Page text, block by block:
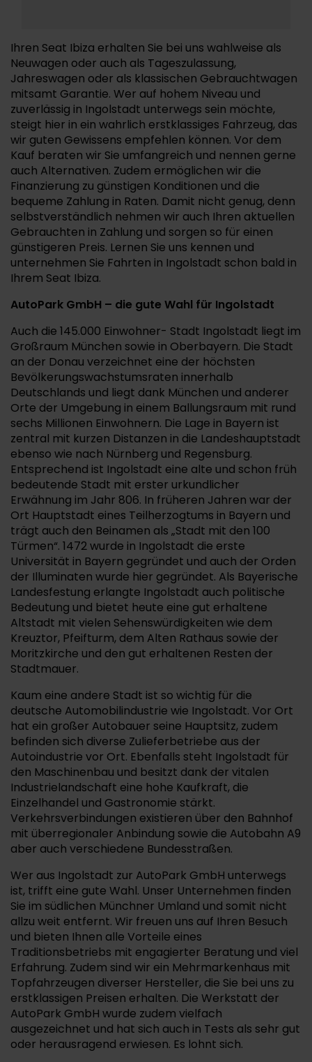
Ihren Seat Ibiza erhalten Sie bei uns wahlweise als
Neuwagen oder auch als Tageszulassung,
Jahreswagen oder als klassischen Gebrauchtwagen
mitsamt Garantie. Wer auf hohem Niveau und
zuverlässig in Ingolstadt unterwegs sein möchte,
steigt hier in ein wahrlich erstklassiges Fahrzeug, das
wir guten Gewissens empfehlen können. Vor dem
Kauf beraten wir Sie umfangreich und nennen gerne
auch Alternativen. Zudem ermöglichen wir die
Finanzierung zu günstigen Konditionen und die
bequeme Zahlung in Raten. Damit nicht genug, denn
selbstverständlich nehmen wir auch Ihren aktuellen
Gebrauchten in Zahlung und sorgen so für einen
günstigeren Preis. Lernen Sie uns kennen und
unternehmen Sie Fahrten in Ingolstadt schon bald in
Ihrem Seat Ibiza.
AutoPark GmbH – die gute Wahl für Ingolstadt
Auch die 145.000 Einwohner- Stadt Ingolstadt liegt im
Großraum München sowie in Oberbayern. Die Stadt
an der Donau verzeichnet eine der höchsten
Bevölkerungswachstumsraten innerhalb
Deutschlands und liegt dank München und anderer
Orte der Umgebung in einem Ballungsraum mit rund
sechs Millionen Einwohnern. Die Lage in Bayern ist
zentral mit kurzen Distanzen in die Landeshauptstadt
ebenso wie nach Nürnberg und Regensburg.
Entsprechend ist Ingolstadt eine alte und schon früh
bedeutende Stadt mit erster urkundlicher
Erwähnung im Jahr 806. In früheren Jahren war der
Ort Hauptstadt eines Teilherzogtums in Bayern und
trägt auch den Beinamen als „Stadt mit den 100
Türmen“. 1472 wurde in Ingolstadt die erste
Universität in Bayern gegründet und auch der Orden
der Illuminaten wurde hier gegründet. Als Bayerische
Landesfestung erlangte Ingolstadt auch politische
Bedeutung und bietet heute eine gut erhaltene
Altstadt mit vielen Sehenswürdigkeiten wie dem
Kreuztor, Pfeifturm, dem Alten Rathaus sowie der
Moritzkirche und den gut erhaltenen Resten der
Stadtmauer.
Kaum eine andere Stadt ist so wichtig für die
deutsche Automobilindustrie wie Ingolstadt. Vor Ort
hat ein großer Autobauer seine Hauptsitz, zudem
befinden sich diverse Zulieferbetriebe aus der
Autoindustrie vor Ort. Ebenfalls steht Ingolstadt für
den Maschinenbau und besitzt dank der vitalen
Industrielandschaft eine hohe Kaufkraft, die
Einzelhandel und Gastronomie stärkt.
Verkehrsverbindungen existieren über den Bahnhof
mit überregionaler Anbindung sowie die Autobahn A9
aber auch verschiedene Bundesstraßen.
Wer aus Ingolstadt zur AutoPark GmbH unterwegs
ist, trifft eine gute Wahl. Unser Unternehmen finden
Sie im südlichen Münchner Umland und somit nicht
allzu weit entfernt. Wir freuen uns auf Ihren Besuch
und bieten Ihnen alle Vorteile eines
Traditionsbetriebs mit engagierter Beratung und viel
Erfahrung. Zudem sind wir ein Mehrmarkenhaus mit
Topfahrzeugen diverser Hersteller, die Sie bei uns zu
erstklassigen Preisen erhalten. Die Werkstatt der
AutoPark GmbH wurde zudem vielfach
ausgezeichnet und hat sich auch in Tests als sehr gut
oder herausragend erwiesen. Es lohnt sich.